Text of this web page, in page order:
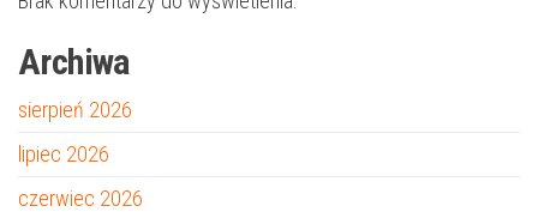
Archiwa
sierpień 2026
lipiec 2026
czerwiec 2026